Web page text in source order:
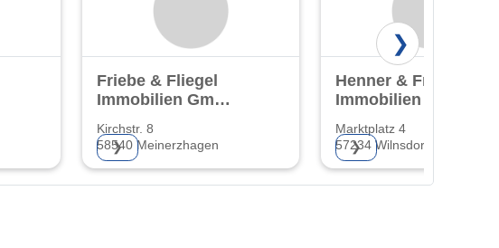
Friebe & Fliegel
Immobilien GmbH
Kirchstr. 8
58540 Meinerzhagen
❯
Henner & Frieder
Immobilien GmbH
Marktplatz 4
57234 Wilnsdorf
❯
❯